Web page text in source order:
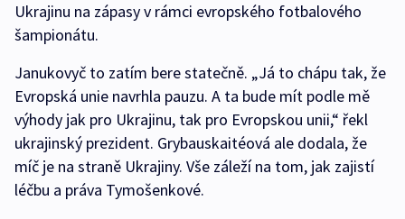
Ukrajinu na zápasy v rámci evropského fotbalového
šampionátu.
Janukovyč to zatím bere statečně. „Já to chápu tak, že
Evropská unie navrhla pauzu. A ta bude mít podle mě
výhody jak pro Ukrajinu, tak pro Evropskou unii,“ řekl
ukrajinský prezident. Grybauskaitéová ale dodala, že
míč je na straně Ukrajiny. Vše záleží na tom, jak zajistí
léčbu a práva Tymošenkové.